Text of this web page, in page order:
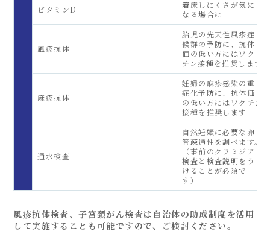
ビタミンD
着床しにくさが気に
なる場合に
風疹抗体
胎児の先天性風疹症
候群の予防に、抗体
価の低い方にはワク
チン接種を推奨します
麻疹抗体
妊婦の麻疹感染の重
症化予防に、抗体価
の低い方にはワクチン
接種を推奨します
通水検査
自然妊娠に必要な卵
管疎通性を調べます。
（事前のクラミジア
検査と検査説明をう
けることが必須で
す）
風疹抗体検査、子宮頚がん検査は自治体の助成制度を活用
して実施することも可能ですので、ご検討ください。